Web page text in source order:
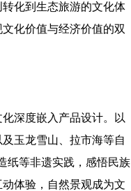
化到生态旅游的文化体
化价值与经济价值的双
深度嵌入产品设计。以
玉龙雪山、拉市海等自
纸等非遗实践，感悟民族
体验，自然景观成为文